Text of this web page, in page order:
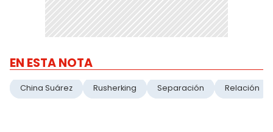
EN ESTA NOTA
China Suárez Rusherking Separación Relación